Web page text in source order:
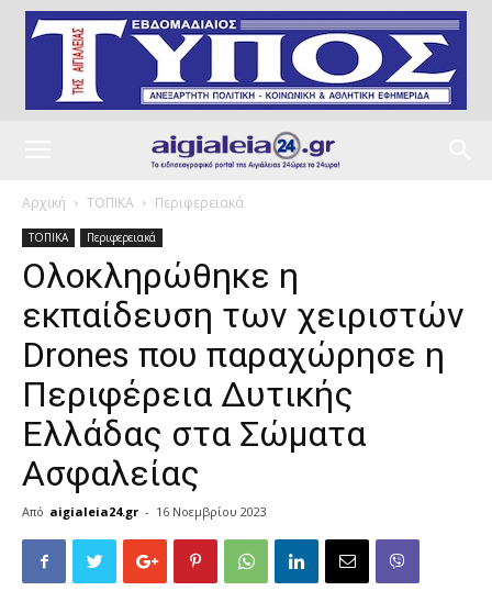
Αρχική ΤΟΠΙΚΑ Περιφερειακά
ΤΟΠΙΚΑ Περιφερειακά
Ολοκληρώθηκε η
εκπαίδευση των χειριστών
Drones που παραχώρησε η
Περιφέρεια Δυτικής
Ελλάδας στα Σώματα
Ασφαλείας
Από aigialeia24.gr - 16 Νοεμβρίου 2023